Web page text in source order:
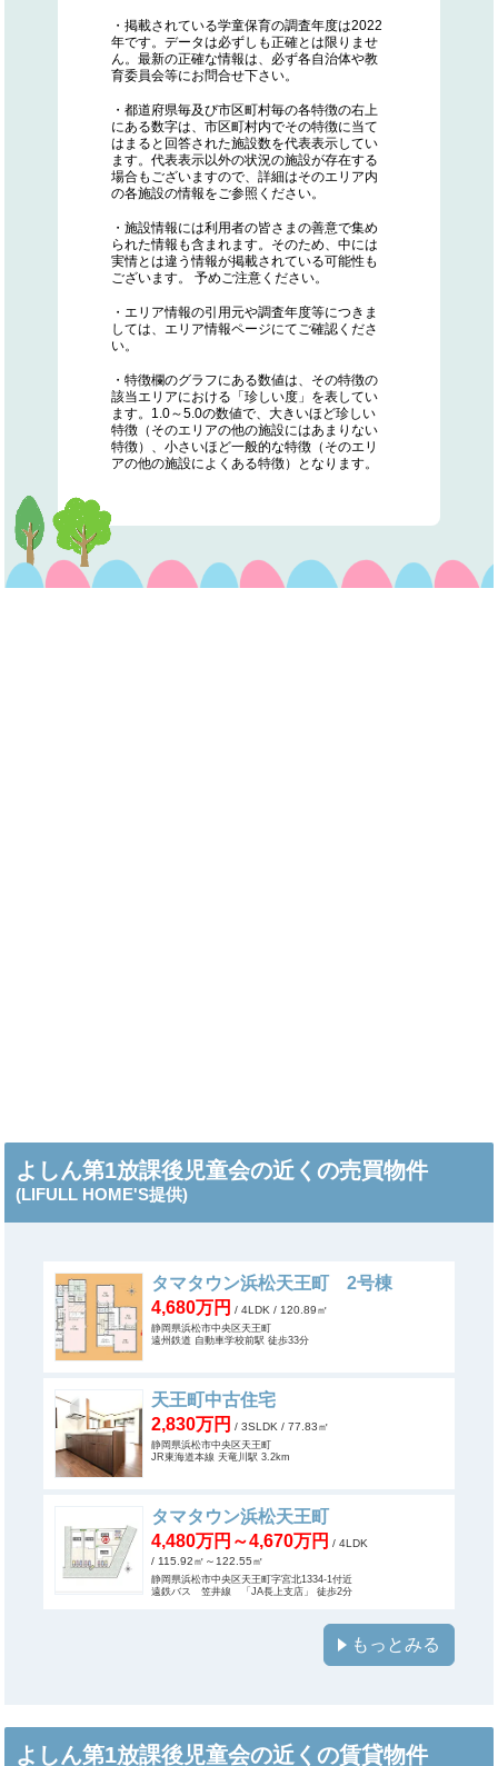
・掲載されている学童保育の調査年度は2022
年です。データは必ずしも正確とは限りませ
ん。最新の正確な情報は、必ず各自治体や教
育委員会等にお問合せ下さい。
・都道府県毎及び市区町村毎の各特徴の右上
にある数字は、市区町村内でその特徴に当て
はまると回答された施設数を代表表示してい
ます。代表表示以外の状況の施設が存在する
場合もございますので、詳細はそのエリア内
の各施設の情報をご参照ください。
・施設情報には利用者の皆さまの善意で集め
られた情報も含まれます。そのため、中には
実情とは違う情報が掲載されている可能性も
ございます。 予めご注意ください。
・エリア情報の引用元や調査年度等につきま
しては、エリア情報ページにてご確認くださ
い。
・特徴欄のグラフにある数値は、その特徴の
該当エリアにおける「珍しい度」を表してい
ます。1.0～5.0の数値で、大きいほど珍しい
特徴（そのエリアの他の施設にはあまりない
特徴）、小さいほど一般的な特徴（そのエリ
アの他の施設によくある特徴）となります。
よしん第1放課後児童会の近くの売買物件
(LIFULL HOME'S提供)
タマタウン浜松天王町 2号棟
4,680万円 / 4LDK / 120.89㎡
静岡県浜松市中央区天王町
遠州鉄道 自動車学校前駅 徒歩33分
天王町中古住宅
2,830万円 / 3SLDK / 77.83㎡
静岡県浜松市中央区天王町
JR東海道本線 天竜川駅 3.2km
タマタウン浜松天王町
4,480万円～4,670万円 / 4LDK
/ 115.92㎡～122.55㎡
静岡県浜松市中央区天王町字宮北1334-1付近
遠鉄バス 笠井線 「JA長上支店」 徒歩2分
もっとみる
よしん第1放課後児童会の近くの賃貸物件